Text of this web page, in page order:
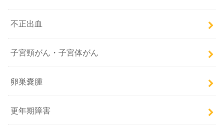
不正出血
子宮頸がん・子宮体がん
卵巣嚢腫
更年期障害